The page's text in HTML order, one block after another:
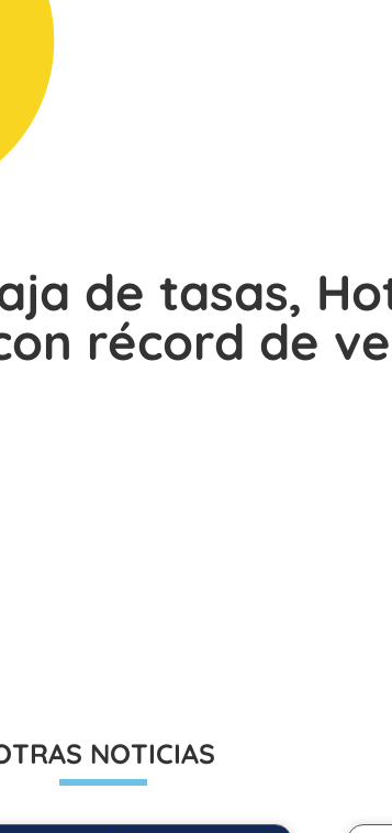
de tasas,
récord de
NOTICIAS